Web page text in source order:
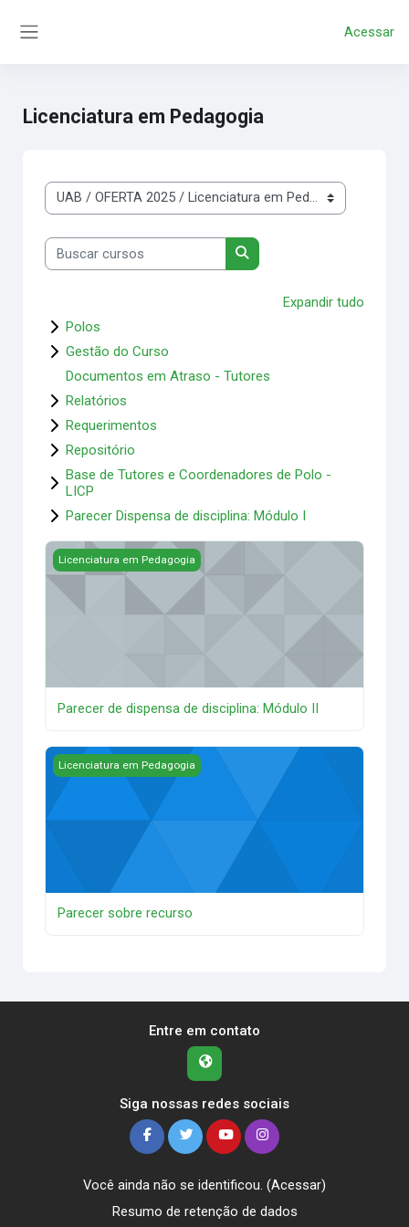
Ir para o conteúdo principal
Acessar
Licenciatura em Pedagogia
Categorias de Cursos
Buscar cursos
Buscar cursos
Expandir tudo
Polos
Gestão do Curso
Documentos em Atraso - Tutores
Relatórios
Requerimentos
Repositório
Base de Tutores e Coordenadores de Polo -
LICP
Parecer Dispensa de disciplina: Módulo I
Parecer de dispensa de disciplina: Módulo II
Licenciatura em Pedagogia
Parecer de dispensa de disciplina: Módulo II
Parecer sobre recurso
Licenciatura em Pedagogia
Parecer sobre recurso
Entre em contato
Siga nossas redes sociais
Você ainda não se identificou. (Acessar)
Resumo de retenção de dados